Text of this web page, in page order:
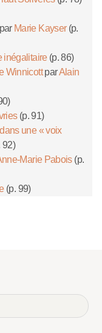
par Marie Kayser(p.
inégalitaire(p. 86)
Winnicott parAlain
(p. 91)
une « voix
92)
Marie Pabois(p.
(p. 99)